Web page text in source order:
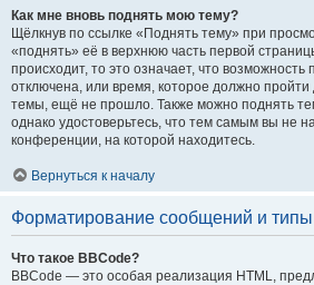
Как мне вновь поднять мою тему?
Щёлкнув по ссылке «Поднять тему» при
«поднять» её в верхнюю часть первой
происходит, то это означает, что
отключена, или время, которое должно пройти
темы, ещё не прошло. Также можно поднять
однако удостоверьтесь, что тем самым вы не
конференции, на которой находитесь.
Вернуться к началу
Форматирование сообщений и
Что такое BBCode?
BBCode — это особая реализация HTML,